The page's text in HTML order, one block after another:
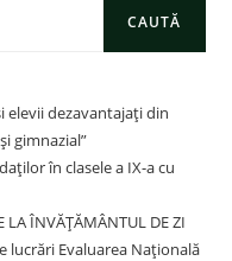
CAUTĂ
elevii dezavantajați din
gimnazial”
în clasele a IX-a cu
LA ÎNVĂȚĂMÂNTUL DE ZI
lucrări Evaluarea Națională